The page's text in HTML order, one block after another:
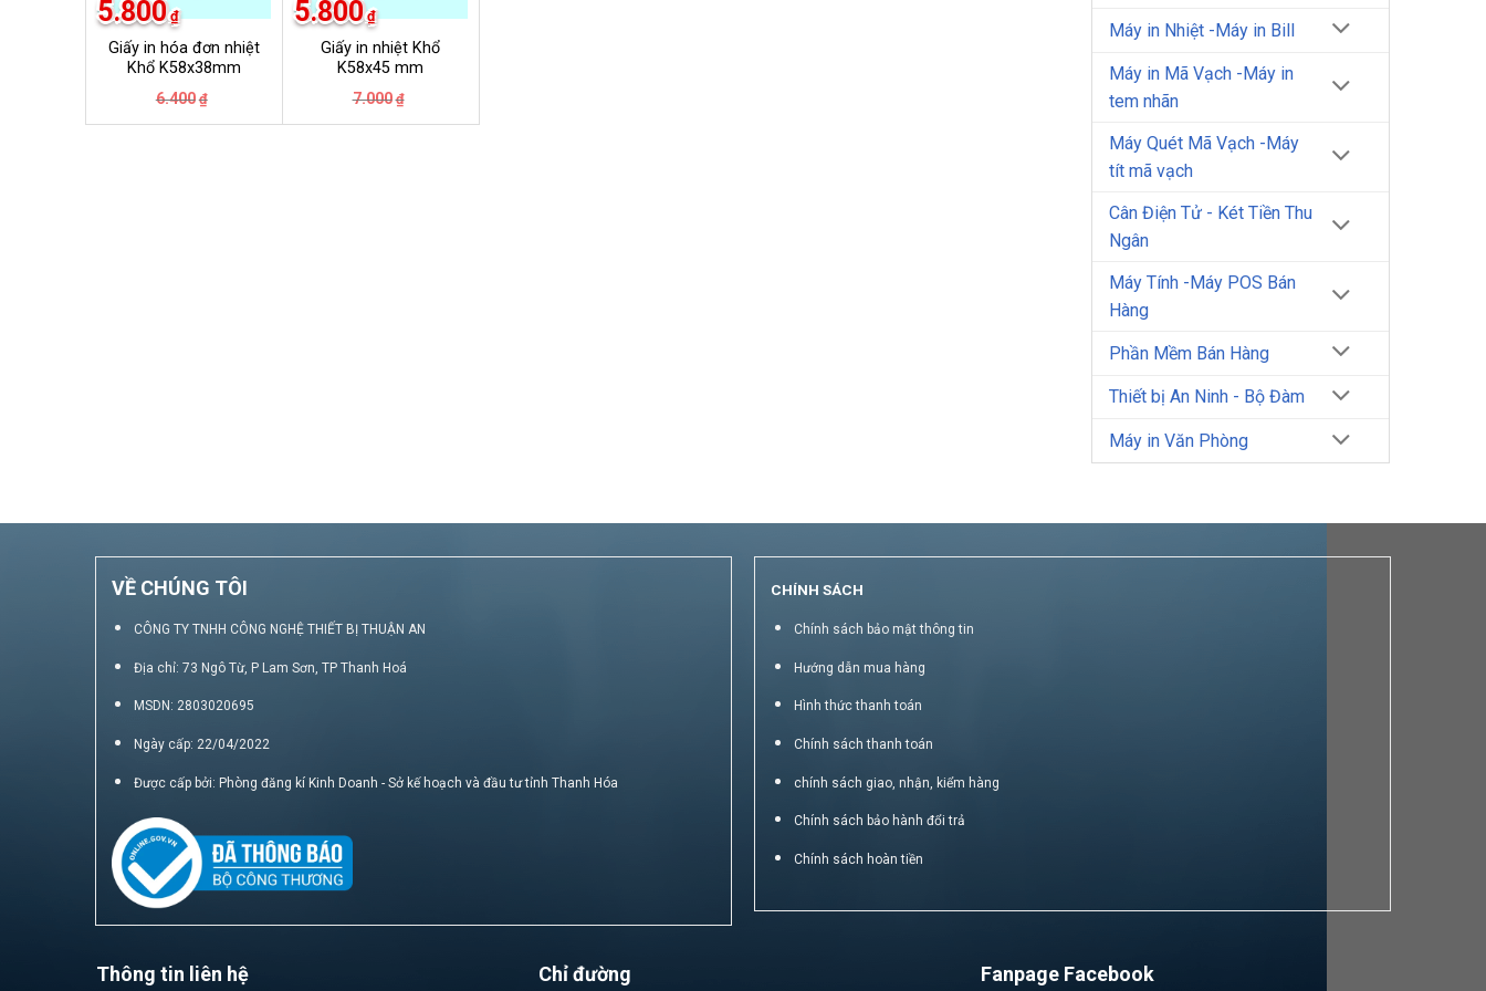
Giấy in hóa đơn nhiệt
Khổ K58x38mm
6.400 ₫
là:
5.800 ₫
tại
Giấy in nhiệt Khổ
K58x45 mm
7.000 ₫
là:
5.800 ₫
tại
Máy in Nhiệt -Máy in Bill
Máy in Mã Vạch -Máy in
tem nhãn
Máy Quét Mã Vạch -Máy
tít mã vạch
Cân Điện Tử - Két Tiền Thu
Ngân
Máy Tính -Máy POS Bán
Hàng
Phần Mềm Bán Hàng
Thiết bị An Ninh - Bộ Đàm
Máy in Văn Phòng
VỀ CHÚNG TÔI
CÔNG TY TNHH CÔNG NGHỆ THIẾT BỊ THUẬN AN
Địa chỉ: 73 Ngô Từ, P Lam Sơn, TP Thanh Hoá
MSDN: 2803020695
Ngày cấp: 22/04/2022
Được cấp bởi: Phòng đăng kí Kinh Doanh - Sở kế hoạch và đầu tư tỉnh Thanh Hóa
CHÍNH SÁCH
Chính sách bảo mật thông tin
Hướng dẫn mua hàng
Hình thức thanh toán
Chính sách thanh toán
chính sách giao, nhận, kiểm hàng
Chính sách bảo hành đổi trả
Chính sách hoàn tiền
Thông tin liên hệ Chỉ đường Fanpage Facebook